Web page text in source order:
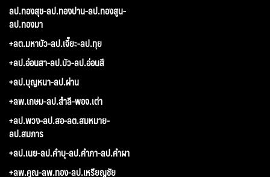
ลป.ทองสุข-ลป.ทองปาน-ลป.ทองสูน-
ลป.ทองมา
+ลต.มหาบัว-ลป.เจี๊ยะ-ลป.ทุย
+ลป.อ่อนสา-ลป.บัว-ลป.อ่อนสี
+ลป.บุญหนา-ลป.ผ่าน
+ลพ.เกษม-ลป.สำลี-พอจ.เต่า
+ลป.พวง-ลป.สอ-ลต.สมหมาย-
ลป.สมภาร
+ลป.เนย-ลป.คำบุ-ลป.คำภา-ลป.คำผา
+ลพ.คูณ-ลพ.ทอง-ลป.เหรียญชัย